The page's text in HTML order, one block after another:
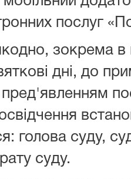
послуг
зокрема в
дні, до
голова суду,
суду.